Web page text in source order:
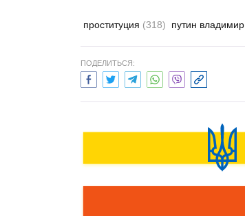
проституция (318) путин владимир
ПОДЕЛИТЬСЯ: